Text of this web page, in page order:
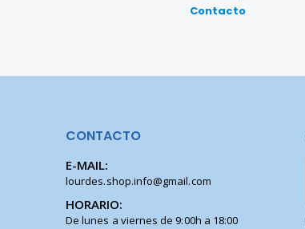
Contacto
CONTACTO
E-MAIL:
lourdes.shop.info@gmail.com
HORARIO:
De lunes a viernes de 9:00h a 18:00